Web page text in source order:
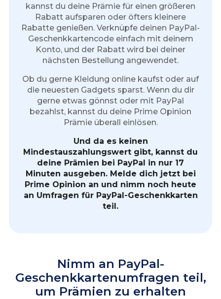
kannst du deine Prämie für einen größeren
Rabatt aufsparen oder öfters kleinere
Rabatte genießen. Verknüpfe deinen PayPal-
Geschenkkartencode einfach mit deinem
Konto, und der Rabatt wird bei deiner
nächsten Bestellung angewendet.
Ob du gerne Kleidung online kaufst oder auf
die neuesten Gadgets sparst. Wenn du dir
gerne etwas gönnst oder mit PayPal
bezahlst, kannst du deine Prime Opinion
Prämie überall einlösen.
Und da es keinen
Mindestauszahlungswert gibt, kannst du
deine Prämien bei PayPal in nur 17
Minuten ausgeben. Melde dich jetzt bei
Prime Opinion an und nimm noch heute
an Umfragen für PayPal-Geschenkkarten
teil.
Nimm an PayPal-
Geschenkkartenumfragen teil,
um Prämien zu erhalten